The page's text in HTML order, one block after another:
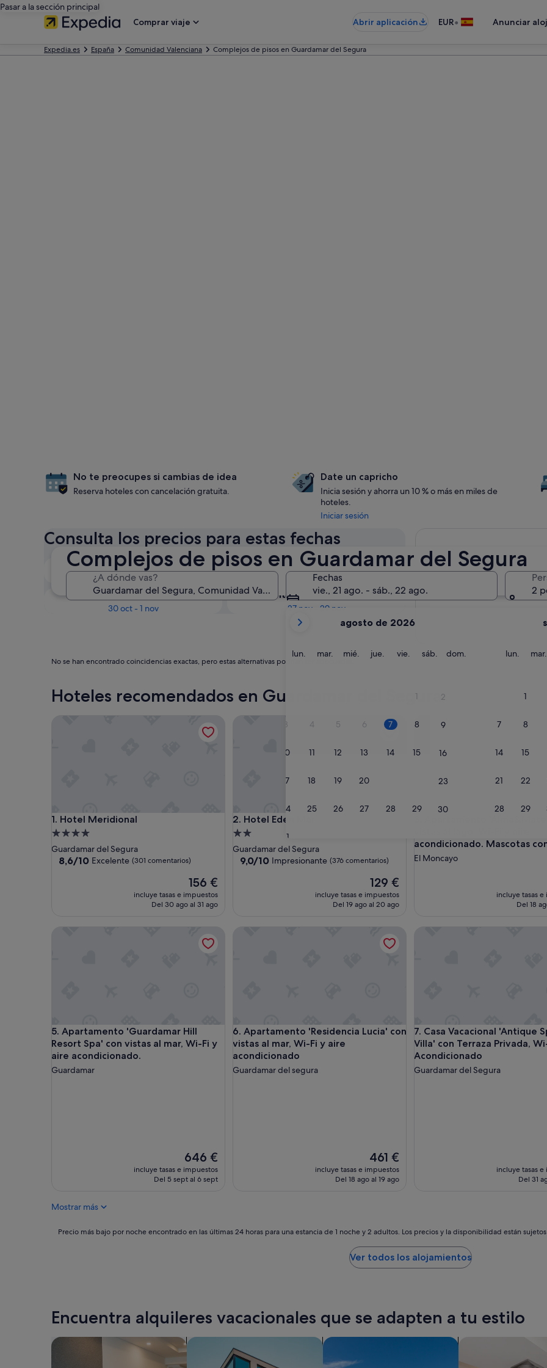
Pasar a la sección principal
Comprar viaje
Abrir aplicación EUR• Anunciar
Expedia.es España Comunidad Valenciana Complejos de pisos en Guardamar del Segura
Complejos de pisos en Guardamar del Segura
¿A dónde vas?
Fechas
vie., 21 ago. - sáb., 22 ago.
meses
son
August
2026
y
September
de
agosto de 2026
lun. lunesmar. martes
mié. miércoles
jue. jueves
vie. viernes
sáb. sábado
dom.
1 2
3 4 5 6 7 8 9
10 11 12 13 14 15 16
17 18 19 20 23
24 25 26 27 28 29 30
31
lun. lunesmar.
1
7 8
14 15
21 22
28 29
2
No te preocupes si cambias de idea
Reserva hoteles con cancelación gratuita.
Date un capricho
Inicia sesión y ahorra un 10 % o más en miles de
hoteles.
Iniciar sesión
Consulta los precios para estas fechas
En dos semanas
21 ago - 23 ago
En dos meses
2 oct - 4 oct
Dentro de tres meses
30 oct - 1 nov
Dentro de cuatro meses
27 nov - 29 nov
No se han encontrado coincidencias exactas, pero estas alternativas podrían ser adecuadas.
Hoteles recomendados en Guardamar del Segura
1. Hotel Meridional
Hotel Meridional
Alojamiento
de
4.0 estrellas
Guardamar del Segura
8.6
8,6/10 Excelente (301 comentarios)
El
precio
actual
156 €
incluye tasas e impuestos
Del 30 ago al 31 ago
2. Hotel Eden Mar
Hotel Eden Mar
Alojamiento
de
2.0 estrellas
Guardamar del Segura
9.0
9,0/10 Impresionante (376 comentarios)
El
precio
actual
129 €
incluye tasas e impuestos
Del 19 ago al 20 ago
Hotel Eden Mar
acondicionado. Mascotas
Apartamento 'Alma&Mateo'
El Moncayo
incluye tasas
Del 18
Apartamento 'Alma&Mateo'
5. Apartamento 'Guardamar Hill
Resort Spa' con vistas al mar, Wi-Fi y
aire acondicionado.
Apartamento 'Guardamar Hill Resort Spa' con vistas al mar, Wi-Fi y aire acondicionado.
Guardamar
El
precio
actual
646 €
incluye tasas e impuestos
Del 5 sept al 6 sept
6. Apartamento 'Residencia Lucia' con
vistas al mar, Wi-Fi y aire
acondicionado
Apartamento 'Residencia Lucia' con vistas al mar, Wi-Fi y aire
Guardamar del segura
El
precio
actual
461 €
incluye tasas e impuestos
Del 18 ago al 19 ago
7. Casa Vacacional 'Antique
Villa' con Terraza Privada,
Acondicionado
Casa Vacacional 'Antique
Guardamar del Segura
incluye tasas
Del 31
Mostrar más
Precio
las
últimas
para
Precio más bajo por noche encontrado en las últimas 24 horas para una estancia de 1 noche y 2 adultos. Los precios y la disponibilidad están
Ver todos los alojamientos
Encuentra alquileres vacacionales que se adapten a tu estilo
Buscar apartoteles Buscar apartamentos Buscar villas buscar residencias